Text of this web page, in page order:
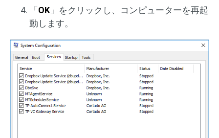
「 OK 」をクリックし、コンピューターを再起
動します。